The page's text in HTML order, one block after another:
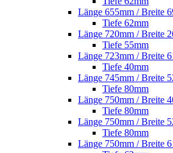
Länge 655mm / Breite
Tiefe 62mm
Länge 720mm / Breite
Tiefe 55mm
Länge 723mm / Breite
Tiefe 40mm
Länge 745mm / Breite
Tiefe 80mm
Länge 750mm / Breite
Tiefe 80mm
Länge 750mm / Breite
Tiefe 80mm
Länge 750mm / Breite